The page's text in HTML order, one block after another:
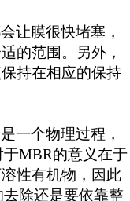
让膜很快堵塞，
的范围。另外，
持在相应的保持
一个物理过程，
于MBR的意义在于
性有机物，因此
除还是要依靠整